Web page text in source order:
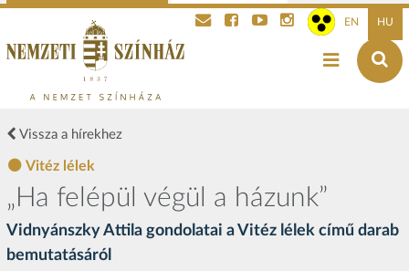
EN HU
Vissza a hírekhez
Vitéz lélek
„Ha felépül végül a házunk”
Vidnyánszky Attila gondolatai a Vitéz lélek című darab
bemutatásáról